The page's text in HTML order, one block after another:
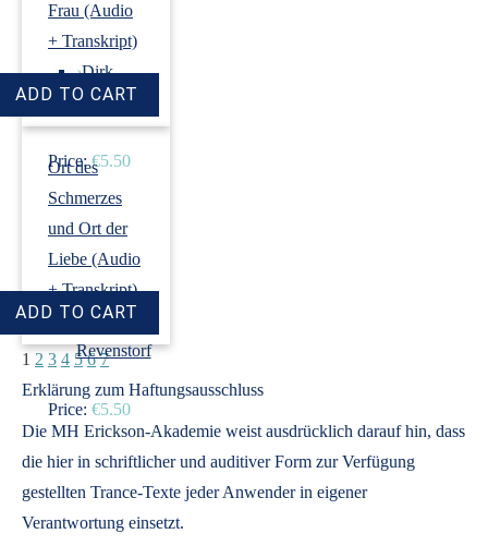
Frau (Audio
+ Transkript)
›Dirk
Revenstorf
Price: €5.50
Ort des
Schmerzes
und Ort der
Liebe (Audio
+ Transkript)
›Dirk
Revenstorf
Price: €5.50
1 2 3 4 5 6 7
Erklärung zum Haftungsausschluss
Die MH Erickson-Akademie weist ausdrücklich darauf hin, dass
die hier in schriftlicher und auditiver Form zur Verfügung
gestellten Trance-Texte jeder Anwender in eigener
Verantwortung einsetzt.